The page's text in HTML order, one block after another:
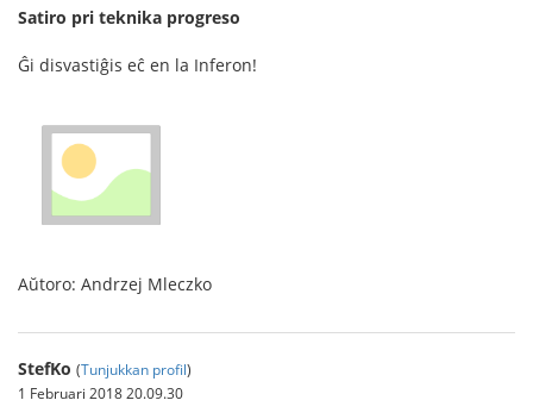
Satiro pri teknika progreso
Ĝi disvastiĝis eĉ en la Inferon!
Aŭtoro: Andrzej Mleczko
StefKo (Tunjukkan profil)
1 Februari 2018 20.09.30